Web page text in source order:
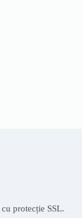
protecție SSL.